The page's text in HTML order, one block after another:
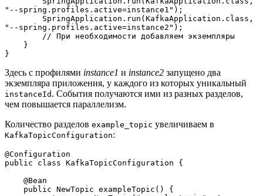
"--spring.profiles.active=instance1");
"--spring.profiles.active=instance2");
        // При необходимости добавляем экземпляры
    }
}
Здесь с профилями instance1 и instance2 запущено два
экземпляра приложения, у каждого из которых уникальный
instanceId . События получаются ими из разных разделов,
чем повышается параллелизм.
Количество разделов example_topic увеличиваем в
KafkaTopicConfiguration:
@Configuration
public class KafkaTopicConfiguration {
    @Bean
    public NewTopic exampleTopic() {